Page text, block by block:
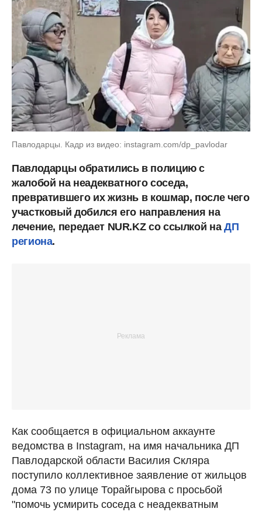
Павлодарцы. Кадр из видео: instagram.com/dp_pavlodar
Павлодарцы обратились в полицию с
жалобой на неадекватного соседа,
превратившего их жизнь в кошмар, после чего
участковый добился его направления на
лечение, передает NUR.KZ со ссылкой на ДП
региона.
Как сообщается в официальном аккаунте
ведомства в Instagram, на имя начальника ДП
Павлодарской области Василия Скляра
поступило коллективное заявление от жильцов
дома 73 по улице Торайгырова с просьбой
"помочь усмирить соседа с неадекватным